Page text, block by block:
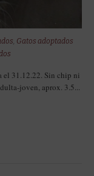
, Gatos adoptados
el 31.12.22. Sin chip ni
joven, aprox. 3.5...